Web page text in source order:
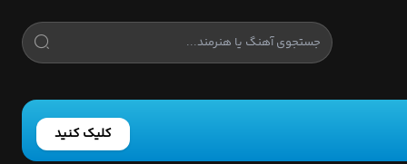
کلیک کنید